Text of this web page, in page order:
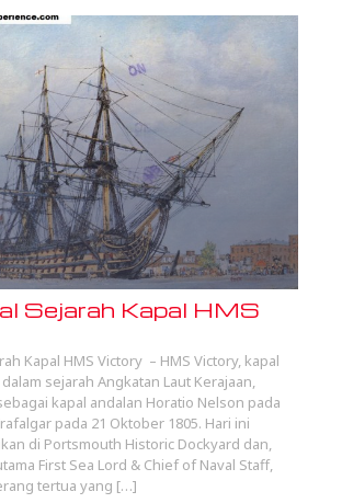
Sejarah Kapal HMS
Kapal HMS Victory – HMS Victory, kapal
sejarah Angkatan Laut Kerajaan,
kapal andalan Horatio Nelson pada
pada 21 Oktober 1805. Hari ini
di Portsmouth Historic Dockyard dan,
First Sea Lord & Chief of Naval Staff,
tertua yang […]